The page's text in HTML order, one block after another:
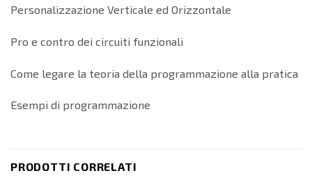
Personalizzazione Verticale ed Orizzontale
Pro e contro dei circuiti funzionali
Come legare la teoria della programmazione alla pratica
Esempi di programmazione
PRODOTTI CORRELATI